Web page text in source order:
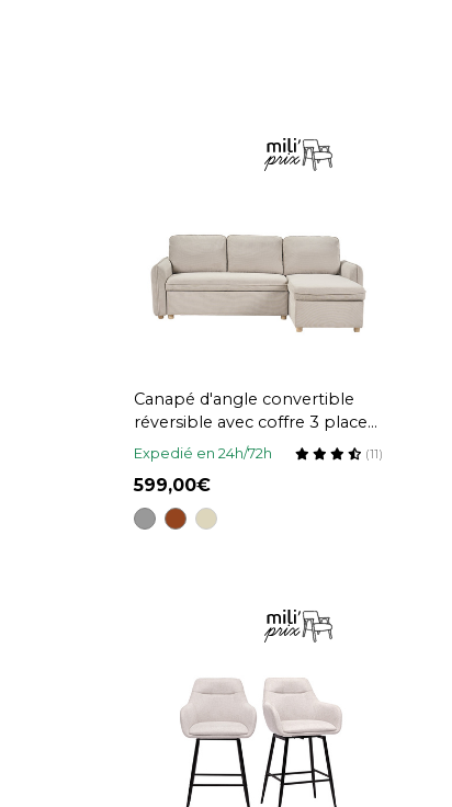
Canapé d'angle convertible
réversible avec coffre 3 places
en tissu chenille beige et bois
clair ORSO
Expedié en 24h/72h (11)
599,00